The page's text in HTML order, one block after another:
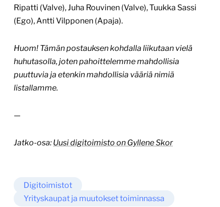
Ripatti (Valve), Juha Rouvinen (Valve), Tuukka Sassi
(Ego), Antti Vilpponen (Apaja).
Huom! Tämän postauksen kohdalla liikutaan vielä
huhutasolla, joten pahoittelemme mahdollisia
puuttuvia ja etenkin mahdollisia vääriä nimiä
listallamme.
—
Jatko-osa: Uusi digitoimisto on Gyllene Skor
Digitoimistot
Yrityskaupat ja muutokset toiminnassa